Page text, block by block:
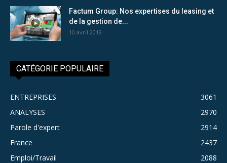
Factum Group: Nos expertises du leasing et
de la gestion de...
10 avril 2019
CATÉGORIE POPULAIRE
ENTREPRISES
3061
ANALYSES
2970
Parole d'expert
2914
France
2437
Emploi/Travail
2088